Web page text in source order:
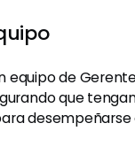
equipo de
que